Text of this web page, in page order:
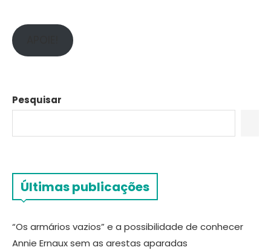
Pesquisar
Últimas publicações
“Os armários vazios” e a possibilidade de conhecer
Annie Ernaux sem as arestas aparadas